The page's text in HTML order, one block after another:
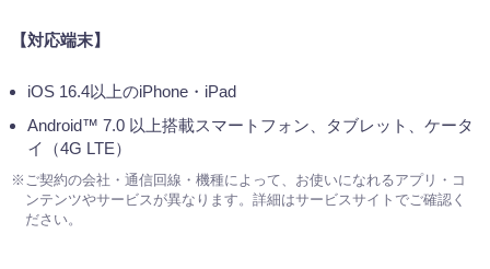
【対応端末】
iOS 16.4以上のiPhone・iPad
Android™ 7.0 以上搭載スマートフォン、タブレット、ケータ
イ（4G LTE）
※ご契約の会社・通信回線・機種によって、お使いになれるアプリ・コ
ンテンツやサービスが異なります。詳細はサービスサイトでご確認く
ださい。